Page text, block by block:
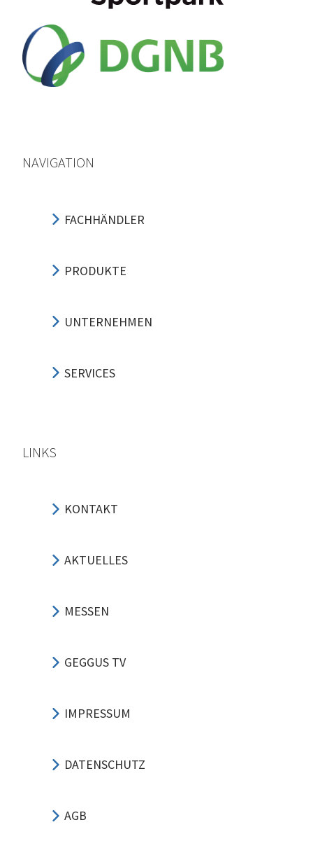
NAVIGATION
FACHHÄNDLER
PRODUKTE
UNTERNEHMEN
SERVICES
LINKS
KONTAKT
AKTUELLES
MESSEN
GEGGUS TV
IMPRESSUM
DATENSCHUTZ
AGB